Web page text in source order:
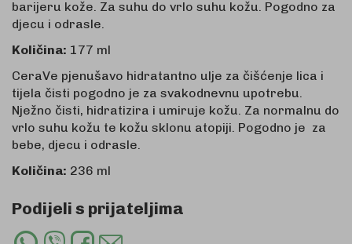
barijeru kože. Za suhu do vrlo suhu kožu. Pogodno za
djecu i odrasle.
Količina: 177 ml
CeraVe pjenušavo hidratantno ulje za čišćenje lica i
tijela čisti pogodno je za svakodnevnu upotrebu.
Nježno čisti, hidratizira i umiruje kožu. Za normalnu do
vrlo suhu kožu te kožu sklonu atopiji. Pogodno je za
bebe, djecu i odrasle.
Količina: 236 ml
Podijeli s prijateljima
Whatsapp
ViberFacebook